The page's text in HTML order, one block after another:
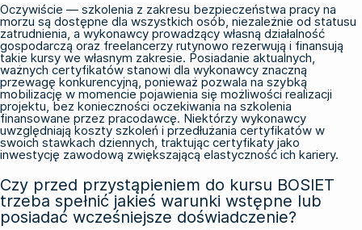
Oczywiście — szkolenia z zakresu bezpieczeństwa pracy na
morzu są dostępne dla wszystkich osób, niezależnie od statusu
zatrudnienia, a wykonawcy prowadzący własną działalność
gospodarczą oraz freelancerzy rutynowo rezerwują i finansują
takie kursy we własnym zakresie. Posiadanie aktualnych,
ważnych certyfikatów stanowi dla wykonawcy znaczną
przewagę konkurencyjną, ponieważ pozwala na szybką
mobilizację w momencie pojawienia się możliwości realizacji
projektu, bez konieczności oczekiwania na szkolenia
finansowane przez pracodawcę. Niektórzy wykonawcy
uwzględniają koszty szkoleń i przedłużania certyfikatów w
swoich stawkach dziennych, traktując certyfikaty jako
inwestycję zawodową zwiększającą elastyczność ich kariery.
Czy przed przystąpieniem do kursu BOSIET
trzeba spełnić jakieś warunki wstępne lub
posiadać wcześniejsze doświadczenie?